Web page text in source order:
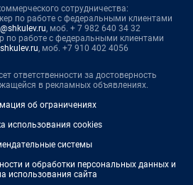
сотрудничества:
по работе с федеральными клиентами
, моб. + 7 982 640 34 32
по работе с федеральными клиентами
, моб. +7 910 402 4056
ответственности за достоверность
в рекламных объявлениях.
об ограничениях
использования cookies
системы
и обработки персональных данных и
использования сайта